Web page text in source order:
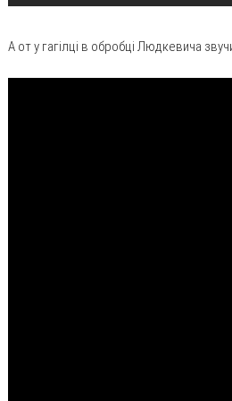
А от у гагілці в обробці Людкевича